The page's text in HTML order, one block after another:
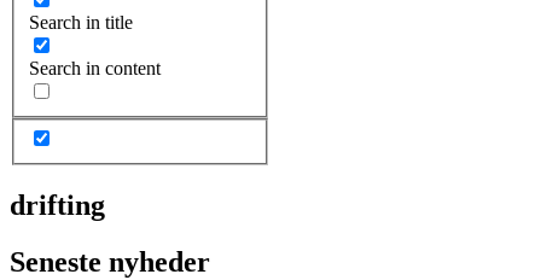
Search in title
Search in content
drifting
Seneste nyheder